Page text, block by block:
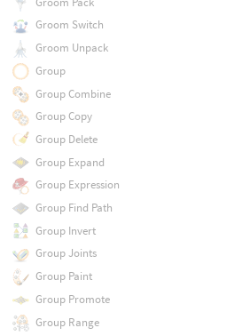
Groom Switch
Groom Unpack
Group
Group Combine
Group Copy
Group Delete
Group Expand
Group Expression
Group Find Path
Group Invert
Group Joints
Group Paint
Group Promote
Group Range